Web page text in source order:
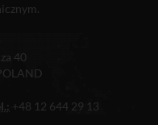
40
+48 12 644 29 13